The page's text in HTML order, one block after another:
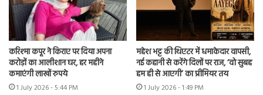
करिश्मा कपूर ने किराए पर दिया अपना
करोड़ों का आलीशान घर, हर महीने
कमाएंगी लाखों रुपये
1 July 2026 - 5:44 PM
महेश भट्ट की थिएटर में धमाकेदार वापसी,
नई कहानी से करेंगे दिलों पर राज, ‘वो सुबह
हम ही से आएगी’ का प्रीमियर तय
1 July 2026 - 1:49 PM